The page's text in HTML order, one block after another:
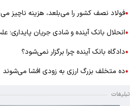
●فولاد نصف کشور را می‌بلعد، هزینه ناچیز
●انحلال بانک آینده و شادی جریان
●دادگاه بانک آینده چرا برگزار نمی‌شود؟
●ده متخلف بزرگ ارزی به زودی افشا می‌شوند
تبلیغات